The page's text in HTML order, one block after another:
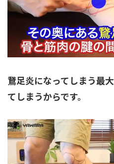
鵞足炎になってしまう最
てしまうからです。